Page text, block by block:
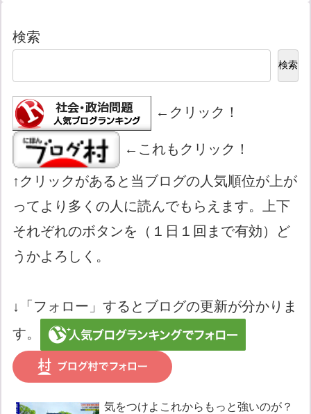
検索
検索
←クリック！
←これもクリック！
↑クリックがあると当ブログの人気順位が上が
ってより多くの人に読んでもらえます。上下
それぞれのボタンを（１日１回まで有効）ど
うかよろしく。
↓「フォロー」するとブログの更新が分かりま
す。
気をつけよこれからもっと強いのが？